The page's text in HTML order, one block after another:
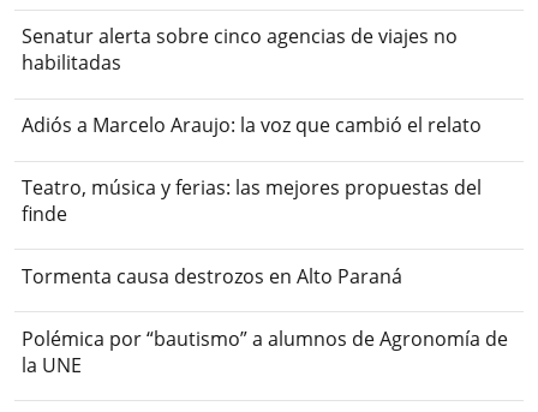
Senatur alerta sobre cinco agencias de viajes no
habilitadas
Adiós a Marcelo Araujo: la voz que cambió el relato
Teatro, música y ferias: las mejores propuestas del
finde
Tormenta causa destrozos en Alto Paraná
Polémica por “bautismo” a alumnos de Agronomía de
la UNE